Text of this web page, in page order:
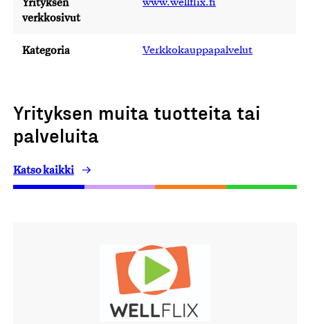
verkkosivut
www.wellflix.fi
Kategoria Verkkokauppapalvelut
Yrityksen muita tuotteita tai
palveluita
Katso kaikki